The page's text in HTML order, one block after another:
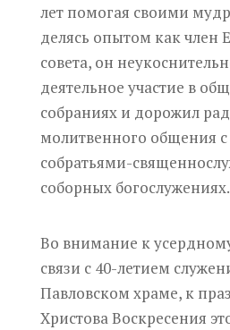
лет помогая своими
делясь опытом как член
совета, он
деятельное участие в
собраниях и дорожил
молитвенного общения
собратьями-
соборных богослужениях.
Во внимание к
связи с 40-летием
Павловском храме, к
Христова Воскресения